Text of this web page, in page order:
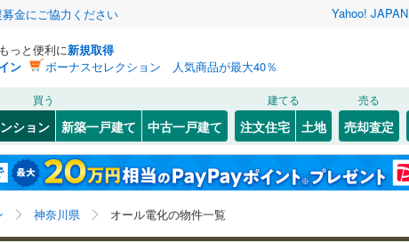
金にご協力ください Yahoo! JAPAN
っと便利に新規取得
ン
ボーナスセレクション 人気商品が最大40％
買う
ション 新築一戸建て 中古一戸建て
建てる
注文住宅 土地
売る
売却査定
神奈川県 オール電化の物件一覧
岩手 宮城 秋田 山形
神奈川 埼玉
(0) 幸区(0)
(0) 多摩区(0)
(0
宿ライン（宇都宮～逗子）
湘南新宿ライン（前橋～小田原）
(5 )
(0) 鶴見線(1 )
線（JR東日本）(0) 京浜東北線(11)
ム、リノベーション
ーション・リフォーム
築古・築30年以上（14）
検索条件を保存しました
この検索条件の新着物件通知は、 マイページから設定できます。
神奈川県、横浜市、オール電化